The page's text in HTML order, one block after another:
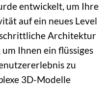
entwickelt, um Ihre
auf ein neues Level
Architektur
um Ihnen ein flüssiges
zu
3D-Modelle